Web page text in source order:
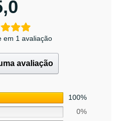
em 1 avaliação
avaliação
100%
0%